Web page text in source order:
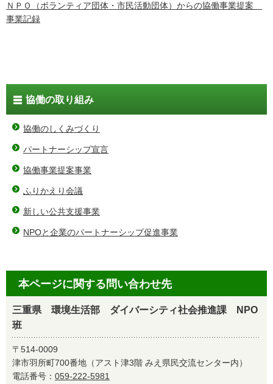
ＮＰＯ（ボランティア団体・市民活動団体）からの協働事業提案
事業記録
協働の取り組み
協働のしくみづくり
パートナーシップ宣言
協働事業提案事業
ふりかえり会議
新しい公共支援事業
NPOと企業のパートナーシップ促進事業
本ページに関する問い合わせ先
三重県 環境生活部 ダイバーシティ社会推進課 NPO
班
〒514-0009
津市羽所町700番地（アスト津3階 みえ県民交流センター内）
電話番号： 059-222-5981